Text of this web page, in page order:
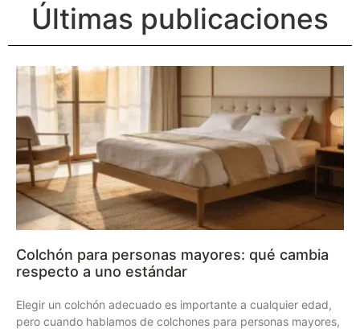
Últimas publicaciones
Colchón para personas mayores: qué cambia
respecto a uno estándar
Elegir un colchón adecuado es importante a cualquier edad,
pero cuando hablamos de colchones para personas mayores,